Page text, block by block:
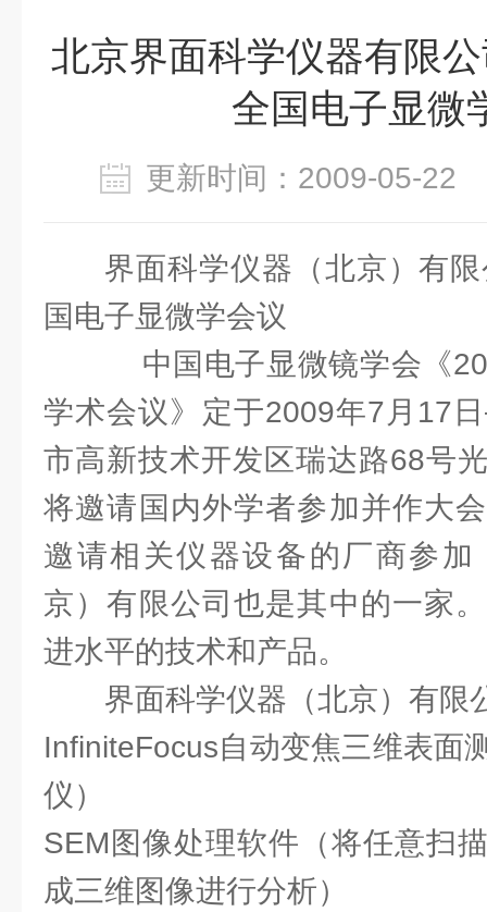
北京界面科学仪器有限
全国电子显微
更新时间：2009-05-
界面科学仪器（北京）有
国电子显微学会议
中国电子显微镜学会《
学术会议》定于2009年7月17
市高新技术开发区瑞达路68号
将邀请国内外学者参加并作大
邀请相关仪器设备的厂商参
京）有限公司也是其中的一家
进水平的技术和产品。
界面科学仪器（北京）有限
InfiniteFocus自动变焦三维表面
仪）
SEM图像处理软件（将任意扫
成三维图像进行分析）